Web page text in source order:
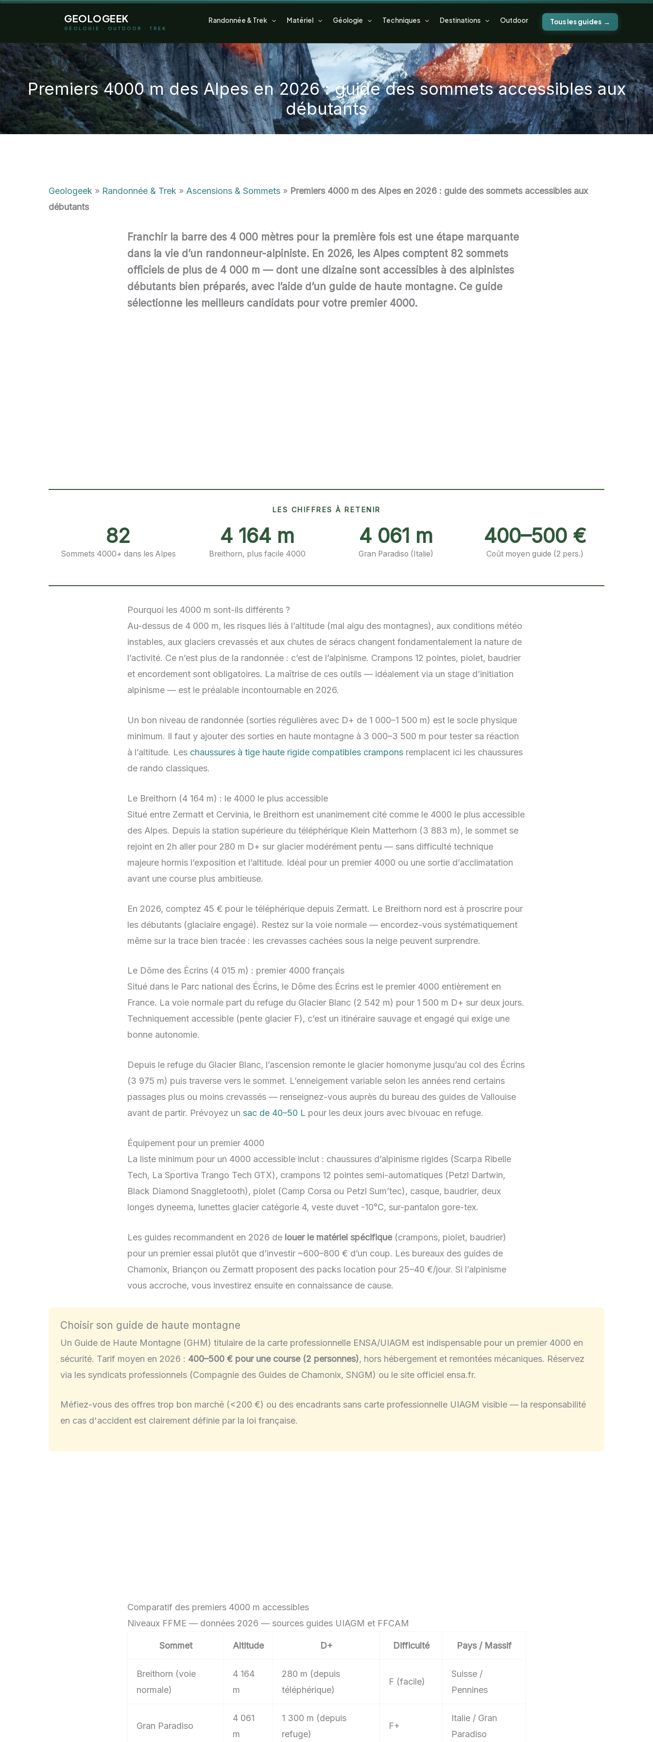
GEOLOGEEK
GÉOLOGIE · OUTDOOR · TREK
Randonnée & Trek Matériel Géologie Techniques Destinations Outdoor Tous les guides
Premiers 4000 m des Alpes en2026: guide des sommets accessibles aux
débutants
Geologeek » Randonnée & Trek » Ascensions & Sommets » Premiers 4000 m des Alpes en 2026 : guide des sommets accessibles aux
débutants
Franchir la barre des 4 000 mètres pour la première fois est une étape marquante
dans la vie d’un randonneur-alpiniste. En 2026, les Alpes comptent 82 sommets
officiels de plus de 4 000 m — dont une dizaine sont accessibles à des alpinistes
débutants bien préparés, avec l’aide d’un guide de haute montagne. Ce guide
sélectionne les meilleurs candidats pour votre premier 4000.
LES CHIFFRES À RETENIR
82
Sommets 4000+ dans les Alpes
4 164 m
Breithorn, plus facile 4000
4 061 m
Gran Paradiso (Italie)
400–500 €
Coût moyen guide (2 pers.)
Pourquoi les 4000 m sont-ils différents ?
Au-dessus de 4 000 m, les risques liés à l’altitude (mal aigu des montagnes), aux conditions météo
instables, aux glaciers crevassés et aux chutes de séracs changent fondamentalement la nature de
l’activité. Ce n’est plus de la randonnée : c’est de l’alpinisme. Crampons 12 pointes, piolet, baudrier
et encordement sont obligatoires. La maîtrise de ces outils — idéalement via un stage d’initiation
alpinisme — est le préalable incontournable en 2026.
Un bon niveau de randonnée (sorties régulières avec D+ de 1 000–1 500 m) est le socle physique
minimum. Il faut y ajouter des sorties en haute montagne à 3 000–3 500 m pour tester sa réaction
à l’altitude. Les chaussures à tige haute rigide compatibles crampons remplacent ici les chaussures
de rando classiques.
Le Breithorn (4 164 m) : le 4000 le plus accessible
Situé entre Zermatt et Cervinia, le Breithorn est unanimement cité comme le 4000 le plus accessible
des Alpes. Depuis la station supérieure du téléphérique Klein Matterhorn (3 883 m), le sommet se
rejoint en 2h aller pour 280 m D+ sur glacier modérément pentu — sans difficulté technique
majeure hormis l’exposition et l’altitude. Idéal pour un premier 4000 ou une sortie d’acclimatation
avant une course plus ambitieuse.
En 2026, comptez 45 € pour le téléphérique depuis Zermatt. Le Breithorn nord est à proscrire pour
les débutants (glaciaire engagé). Restez sur la voie normale — encordez-vous systématiquement
même sur la trace bien tracée : les crevasses cachées sous la neige peuvent surprendre.
Le Dôme des Écrins (4 015 m) : premier 4000 français
Situé dans le Parc national des Écrins, le Dôme des Écrins est le premier 4000 entièrement en
France. La voie normale part du refuge du Glacier Blanc (2 542 m) pour 1 500 m D+ sur deux jours.
Techniquement accessible (pente glacier F), c’est un itinéraire sauvage et engagé qui exige une
bonne autonomie.
Depuis le refuge du Glacier Blanc, l’ascension remonte le glacier homonyme jusqu’au col des Écrins
(3 975 m) puis traverse vers le sommet. L’enneigement variable selon les années rend certains
passages plus ou moins crevassés — renseignez-vous auprès du bureau des guides de Vallouise
avant de partir. Prévoyez un sac de 40–50 L pour les deux jours avec bivouac en refuge.
Équipement pour un premier 4000
La liste minimum pour un 4000 accessible inclut : chaussures d’alpinisme rigides (Scarpa Ribelle
Tech, La Sportiva Trango Tech GTX), crampons 12 pointes semi-automatiques (Petzl Dartwin,
Black Diamond Snaggletooth), piolet (Camp Corsa ou Petzl Sum’tec), casque, baudrier, deux
longes dyneema, lunettes glacier catégorie 4, veste duvet -10°C, sur-pantalon gore-tex.
Les guides recommandent en 2026 de louer le matériel spécifique(crampons, piolet, baudrier)
pour un premier essai plutôt que d’investir ~600–800 € d’un coup. Les bureaux des guides de
Chamonix, Briançon ou Zermatt proposent des packs location pour 25–40 €/jour. Si l’alpinisme
vous accroche, vous investirez ensuite en connaissance de cause.
Choisir son guide de haute montagne
Un Guide de Haute Montagne (GHM) titulaire de la carte professionnelle ENSA/UIAGM est indispensable pour un premier 4000 en
sécurité. Tarif moyen en 2026 : 400–500 € pour une course (2 personnes), hors hébergement et remontées mécaniques. Réservez
via les syndicats professionnels (Compagnie des Guides de Chamonix, SNGM) ou le site officiel ensa.fr.
Méfiez-vous des offres trop bon marché (<200 €) ou des encadrants sans carte professionnelle UIAGM visible — la responsabilité
en cas d'accident est clairement définie par la loi française.
Comparatif des premiers 4000 m accessibles
Niveaux FFME — données 2026 — sources guides UIAGM et FFCAM
Sommet Altitude D+ Difficulté Pays / Massif
Breithorn (voie
normale)
4 164
m
280 m (depuis
téléphérique)
F (facile)
Suisse /
Pennines
Gran Paradiso
4 061
m
1 300 m (depuis
refuge)
F+
Italie / Gran
Paradiso